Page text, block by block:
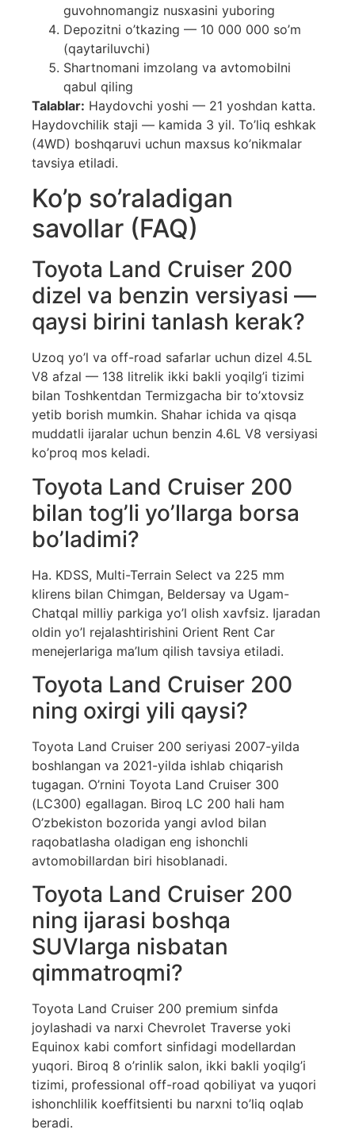
guvohnomangiz nusxasini yuboring
Depozitni o’tkazing — 10 000 000 so’m
(qaytariluvchi)
Shartnomani imzolang va avtomobilni
qabul qiling
Talablar: Haydovchi yoshi — 21 yoshdan katta.
Haydovchilik staji — kamida 3 yil. To’liq eshkak
(4WD) boshqaruvi uchun maxsus ko’nikmalar
tavsiya etiladi.
Ko’p so’raladigan
savollar (FAQ)
Toyota Land Cruiser 200
dizel va benzin versiyasi —
qaysi birini tanlash kerak?
Uzoq yo’l va off-road safarlar uchun dizel 4.5L
V8 afzal — 138 litrelik ikki bakli yoqilg’i tizimi
bilan Toshkentdan Termizgacha bir to’xtovsiz
yetib borish mumkin. Shahar ichida va qisqa
muddatli ijaralar uchun benzin 4.6L V8 versiyasi
ko’proq mos keladi.
Toyota Land Cruiser 200
bilan tog’li yo’llarga borsa
bo’ladimi?
Ha. KDSS, Multi-Terrain Select va 225 mm
klirens bilan Chimgan, Beldersay va Ugam-
Chatqal milliy parkiga yo’l olish xavfsiz. Ijaradan
oldin yo’l rejalashtirishini Orient Rent Car
menejerlariga ma’lum qilish tavsiya etiladi.
Toyota Land Cruiser 200
ning oxirgi yili qaysi?
Toyota Land Cruiser 200 seriyasi 2007-yilda
boshlangan va 2021-yilda ishlab chiqarish
tugagan. O’rnini Toyota Land Cruiser 300
(LC300) egallagan. Biroq LC 200 hali ham
O’zbekiston bozorida yangi avlod bilan
raqobatlasha oladigan eng ishonchli
avtomobillardan biri hisoblanadi.
Toyota Land Cruiser 200
ning ijarasi boshqa
SUVlarga nisbatan
qimmatroqmi?
Toyota Land Cruiser 200 premium sinfda
joylashadi va narxi Chevrolet Traverse yoki
Equinox kabi comfort sinfidagi modellardan
yuqori. Biroq 8 o’rinlik salon, ikki bakli yoqilg’i
tizimi, professional off-road qobiliyat va yuqori
ishonchlilik koeffitsienti bu narxni to’liq oqlab
beradi.